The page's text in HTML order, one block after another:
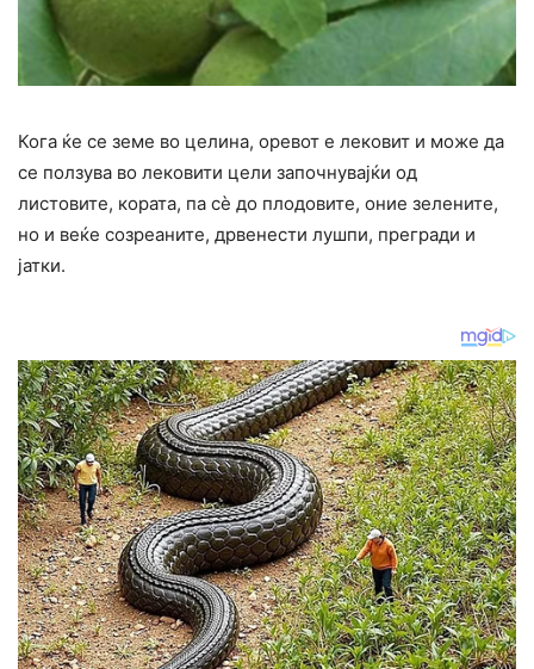
Кога ќе се земе во целина, оревот е лековит и може да
се ползува во лековити цели започнувајќи од
листовите, кората, па сè до плодовите, оние зелените,
но и веќе созреаните, дрвенести лушпи, прегради и
јатки.